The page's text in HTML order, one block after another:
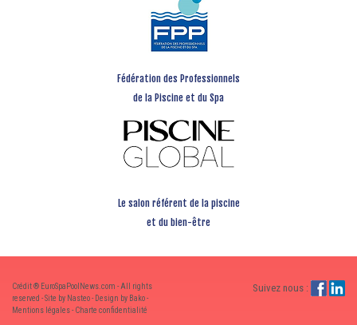
Fédération des Professionnels
de la Piscine et du Spa
Le salon référent de la piscine
et du bien-être
Crédit ® EuroSpaPoolNews.com - All rights
reserved - Site by Nasteo - Design by Bako -
Mentions légales-Charte confidentialité
Suivez nous :